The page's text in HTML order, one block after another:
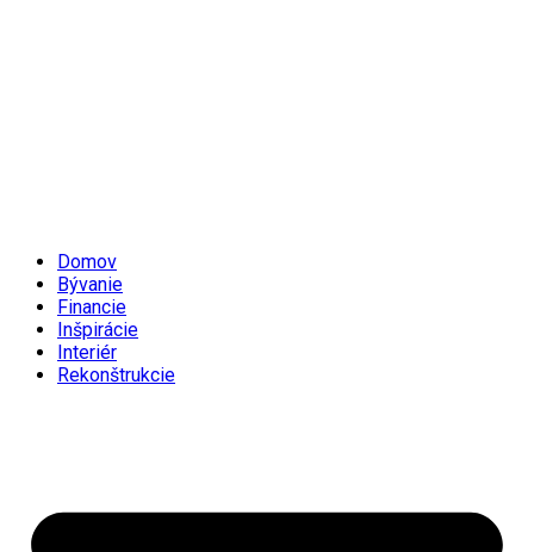
Domov
Bývanie
Financie
Inšpirácie
Interiér
Rekonštrukcie